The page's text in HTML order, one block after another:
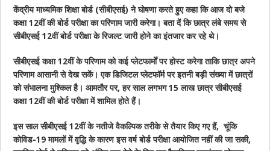
केंद्रीय माध्यमिक शिक्षा बोर्ड (सीबीएसई) ने घोषणा करते हुए कहा कि आज दो बजे
कक्षा 12वीं की बोर्ड परीक्षा का परिणाम जारी करेगा। बता दें कि छात्र लंबे समय से
सीबीएसई 12वीं बोर्ड परीक्षा के रिजल्ट जारी होने का इंतजार कर रहे थे।
सीबीएसई कक्षा 12वीं के परिणाम को कई प्लेटफार्मों पर होस्ट करेगा ताकि छात्र अपने
परिणाम आसानी से देख सकें। एक डिजिटल प्लेटफॉर्म पर इतनी बड़ी संख्या में छात्रों
को संभालना मुश्किल है। आमतौर पर, हर साल लगभग 15 लाख छात्र सीबीएसई
कक्षा 12वीं की बोर्ड परीक्षा में शामिल होते हैं।
इस साल सीबीएसई 12वीं के नतीजे वैकल्पिक तरीके से तैयार किए गए हैं, चूंकि
कोविड-19 मामलों में वृद्धि के कारण इस वर्ष बोर्ड परीक्षा आयोजित नहीं की जा सकी,